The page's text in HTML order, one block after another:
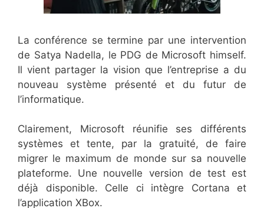
La conférence se termine par une intervention
de Satya Nadella, le PDG de Microsoft himself.
Il vient partager la vision que l’entreprise a du
nouveau système présenté et du futur de
l’informatique.
Clairement, Microsoft réunifie ses différents
systèmes et tente, par la gratuité, de faire
migrer le maximum de monde sur sa nouvelle
plateforme. Une nouvelle version de test est
déjà disponible. Celle ci intègre Cortana et
l’application XBox.